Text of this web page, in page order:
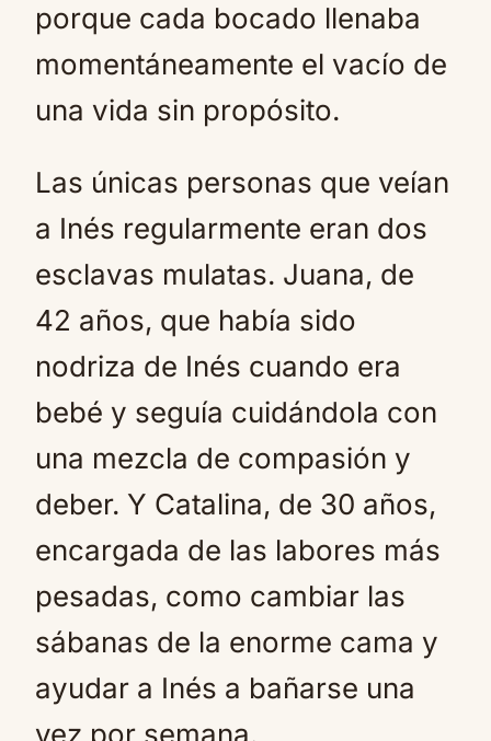
porque cada bocado llenaba
momentáneamente el vacío de
una vida sin propósito.
Las únicas personas que veían
a Inés regularmente eran dos
esclavas mulatas. Juana, de
42 años, que había sido
nodriza de Inés cuando era
bebé y seguía cuidándola con
una mezcla de compasión y
deber. Y Catalina, de 30 años,
encargada de las labores más
pesadas, como cambiar las
sábanas de la enorme cama y
ayudar a Inés a bañarse una
vez por semana.